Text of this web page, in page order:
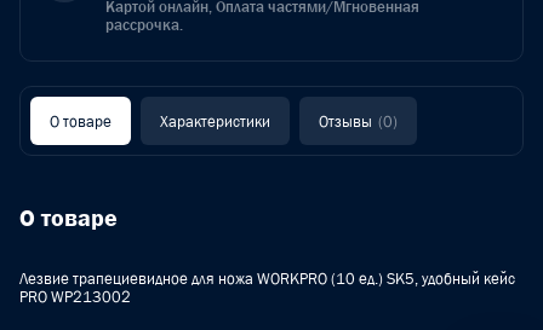
Картой онлайн, Оплата частями/Мгновенная
рассрочка.
О товаре Характеристики Отзывы (0)
О товаре
Лезвие трапециевидное для ножа WORKPRO (10 ед.) SK5, удобный кейс
PRO WP213002